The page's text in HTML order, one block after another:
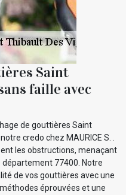
Saint
faille avec
de gouttières Saint
credo chez MAURICE S. .
les obstructions, menaçant
77400. Notre
de vos gouttières avec une
éprouvées et une